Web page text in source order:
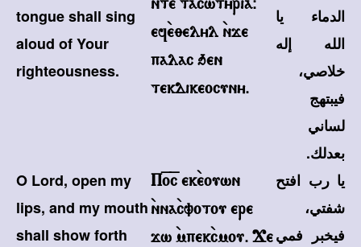
tongue shall sing
aloud of Your
righteousness.
`nte tacwtyria@
ef`e;elyl `nje
palac qen
tekdikeocuny.
الدماء يا
الله إله
خلاصي،
فيبتهج
لساني
بعدلك.
O Lord, open my
lips, and my mouth
shall show forth
P=o=c ek`eouwn
`nna`cvotou ere
jw `mpek`cmou. Je
يا رب افتح
شفتي،
فيخبر فمي